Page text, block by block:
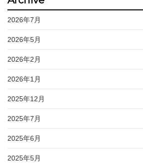
2026年7月
2026年5月
2026年2月
2026年1月
2025年12月
2025年7月
2025年6月
2025年5月